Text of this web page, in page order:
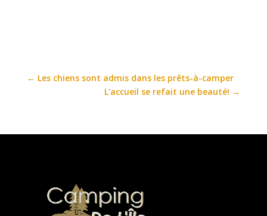
← Les chiens sont admis dans les prêts-à-camper
L'accueil se refait une beauté! →